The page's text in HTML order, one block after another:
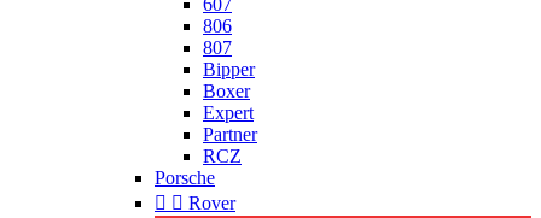
607
806
807
Bipper
Boxer
Expert
Partner
RCZ
Porsche
  Rover